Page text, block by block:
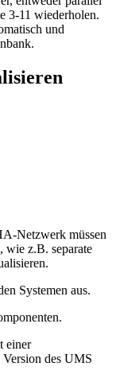
3-11 wiederholen.
und
Netzwerk müssen
wie z.B. separate
Systemen aus.
einer
des UMS